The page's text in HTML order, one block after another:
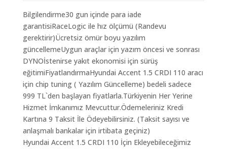
Bilgilendirme30 gun içinde para iade
garantisiRaceLogic ile hız ölçümü (Randevu
gerektirir)Ücretsiz ömür boyu yazılım
güncellemeUygun araçlar için yazım öncesi ve sonrası
DYNOİstenirse yakıt ekonomisi için sürüş
eğitimiFiyatlandırmaHyundai Accent 1.5 CRDI 110 aracı
için chip tuning ( Yazılım Güncelleme) bedeli sadece
999 TL`den başlayan fiyatlarla.Türkiyenin Her Yerine
Hizmet İmkanımız Mevcuttur.Ödemeleriniz Kredi
Kartına 9 Taksit İle Ödeyebilirsiniz. (Taksit sayısı ve
anlaşmalı bankalar için irtibata geçiniz)
Hyundai Accent 1.5 CRDI 110 İçin Ekleyebileceğimiz